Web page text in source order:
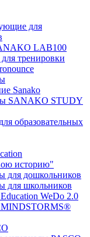
для
LAB100
тренировки
Sanako
SANAKO STUDY
образовательных
историю"
для дошкольников
для школьников
WeDo 2.0
MINDSTORMS®